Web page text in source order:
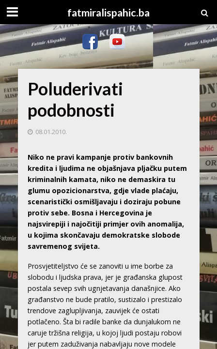
fatmiralispahic.ba
Poluderivati
podobnosti
08.01.2010.
Niko ne pravi kampanje protiv bankovnih
kredita i ljudima ne objašnjava pljačku putem
kriminalnih kamata, niko ne demaskira tu
glumu opozicionarstva, gdje vlade plaćaju,
scenaristički osmišljavaju i doziraju pobune
protiv sebe. Bosna i Hercegovina je
najsvirepiji i najočitiji primjer ovih anomalija,
u kojima skončavaju demokratske slobode
savremenog svijeta.
Prosvjetiteljstvo će se zanoviti u ime borbe za
slobodu i ljudska prava, jer je građanska glupost
postala sevep svih ugnjetavanja današnjice. Ako
građanstvo ne bude pratilo, sustizalo i prestizalo
trendove zaglupljivanja, zauvijek će ostati
potlačeno. Šta bi radile banke da dunjalukom ne
caruje tržišna religija, u kojoj ljudi postaju robovi
jer putem zaduživanja nabavljaju nove modele